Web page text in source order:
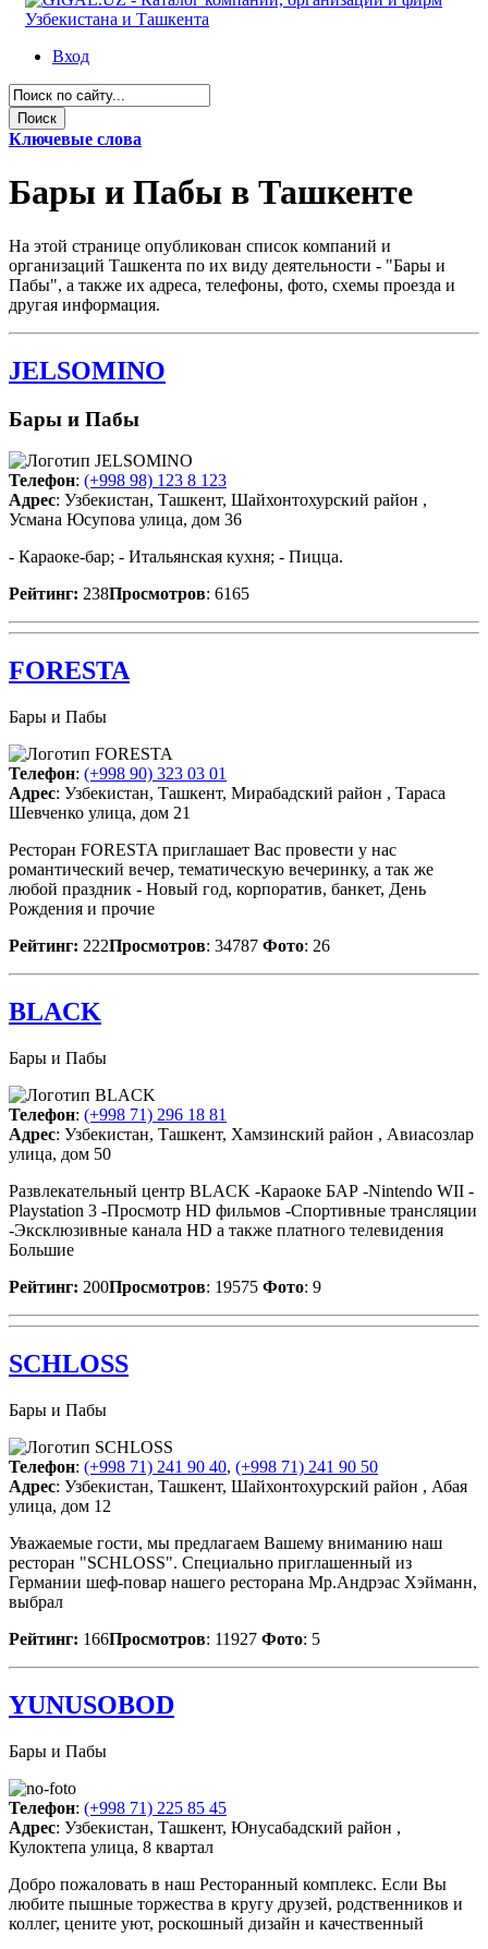
Вход
Ключевые слова
Бары и Пабы в Ташкенте
На этой странице опубликован список компаний и
организаций Ташкента по их виду деятельности - "Бары и
Пабы", а также их адреса, телефоны, фото, схемы проезда и
другая информация.
JELSOMINO
Бары и Пабы
Телефон: (+998 98) 123 8 123
Адрес: Узбекистан, Ташкент, Шайхонтохурский район ,
Усмана Юсупова улица, дом 36
- Караоке-бар; - Итальянская кухня; - Пицца.
Рейтинг: 238Просмотров: 6165
FORESTA
Бары и Пабы
Телефон: (+998 90) 323 03 01
Адрес: Узбекистан, Ташкент, Мирабадский район , Тараса
Шевченко улица, дом 21
Ресторан FORESTA приглашает Вас провести у нас
романтический вечер, тематическую вечеринку, а так же
любой праздник - Новый год, корпоратив, банкет, День
Рождения и прочие
Рейтинг: 222Просмотров: 34787 Фото: 26
BLACK
Бары и Пабы
Телефон: (+998 71) 296 18 81
Адрес: Узбекистан, Ташкент, Хамзинский район , Авиасозлар
улица, дом 50
Развлекательный центр BLACK -Караоке БАР -Nintendo WII -
Playstation 3 -Просмотр HD фильмов -Спортивные трансляции
-Эксклюзивные канала HD а также платного телевидения
Большие
Рейтинг: 200Просмотров: 19575 Фото: 9
SCHLOSS
Бары и Пабы
Телефон: (+998 71) 241 90 40, (+998 71) 241 90 50
Адрес: Узбекистан, Ташкент, Шайхонтохурский район , Абая
улица, дом 12
Уважаемые гости, мы предлагаем Вашему вниманию наш
ресторан "SCHLOSS". Специально приглашенный из
Германии шеф-повар нашего ресторана Мр.Андрэас Хэйманн,
выбрал
Рейтинг: 166Просмотров: 11927 Фото: 5
YUNUSOBOD
Бары и Пабы
Телефон: (+998 71) 225 85 45
Адрес: Узбекистан, Ташкент, Юнусабадский район ,
Кулоктепа улица, 8 квартал
Добро пожаловать в наш Ресторанный комплекс. Если Вы
любите пышные торжества в кругу друзей, родственников и
коллег, цените уют, роскошный дизайн и качественный